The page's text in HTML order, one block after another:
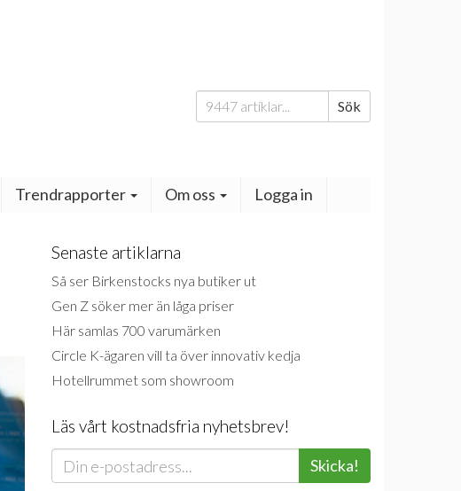
Sök
efter:
Sök
Trendrapporter Om oss Logga in
Senaste artiklarna
Så ser Birkenstocks nya butiker ut
Gen Z söker mer än låga priser
Här samlas 700 varumärken
Circle K-ägaren vill ta över innovativ kedja
Hotellrummet som showroom
Läs vårt kostnadsfria nyhetsbrev!
Skicka!